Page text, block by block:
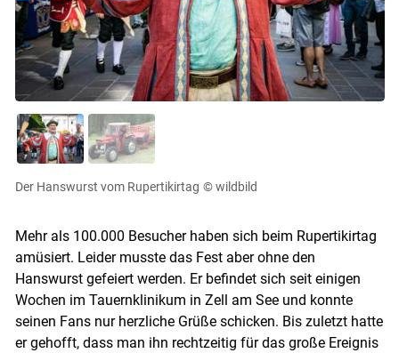
Der Hanswurst vom Rupertikirtag © wildbild
Mehr als 100.000 Besucher haben sich beim Rupertikirtag
amüsiert. Leider musste das Fest aber ohne den
Hanswurst gefeiert werden. Er befindet sich seit einigen
Wochen im Tauernklinikum in Zell am See und konnte
seinen Fans nur herzliche Grüße schicken. Bis zuletzt hatte
er gehofft, dass man ihn rechtzeitig für das große Ereignis